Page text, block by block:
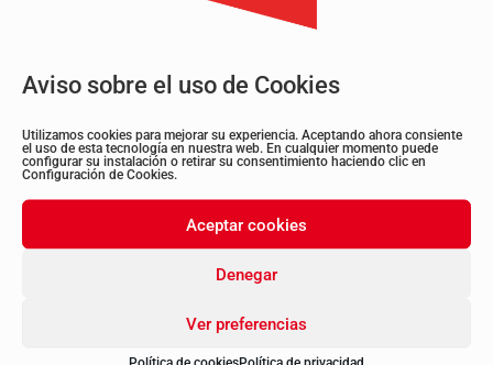
Aviso sobre el uso de Cookies
Utilizamos cookies para mejorar su experiencia. Aceptando ahora consiente
el uso de esta tecnología en nuestra web. En cualquier momento puede
configurar su instalación o retirar su consentimiento haciendo clic en
Configuración de Cookies.
Aceptar cookies
Denegar
Ver preferencias